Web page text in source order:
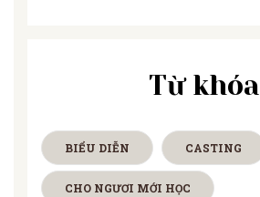
Từ khóa
BIỂU DIỄN CASTING
CHO NGƯƠI MỚI HỌC